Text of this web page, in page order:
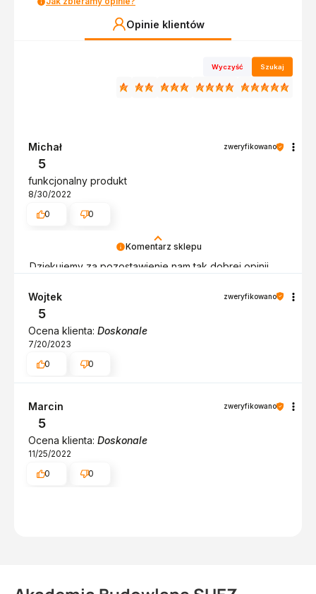
Opinie klientów
Wyczyść Szukaj
Komentarz sklepu
Dziękujemy za pozostawienie nam tak dobrej opinii.
recenzja potwierdza nasze wysiłki - dziękujemy raz
jeszcze - do szybkiego zobaczenia!
Michał zweryfikowano
5
funkcjonalny produkt
8/30/2022
0
0
Wojtek zweryfikowano
5
Ocena klienta: Doskonale
7/20/2023
0
0
Marcin zweryfikowano
5
Ocena klienta: Doskonale
11/25/2022
0
0